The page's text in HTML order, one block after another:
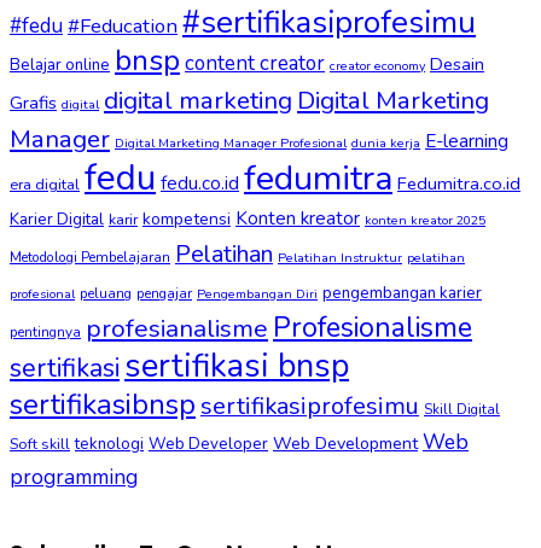
#fedu#Feducation#sertifikasiprofesimu
Belajar online bnsp content creator creator economy Desain
Grafis digital digital marketing Digital Marketing
Manager Digital Marketing Manager Profesional dunia kerja E-learning
era digital fedu fedu.co.id fedumitra Fedumitra.co.id
Karier Digital karir kompetensi Konten kreator konten kreator 2025
Metodologi Pembelajaran Pelatihan Pelatihan Instruktur pelatihan
profesional peluang pengajar Pengembangan Diri pengembangan karier
pentingnya profesianalisme Profesionalisme
sertifikasi sertifikasi bnsp
sertifikasibnsp sertifikasiprofesimu Skill Digital
Soft skill teknologi Web Developer Web Development Web
programming